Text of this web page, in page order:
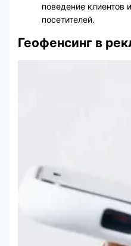
поведение клиентов
посетителей.
Геофенсинг в